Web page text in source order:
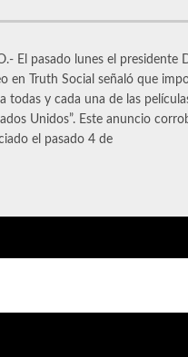
El pasado lunes el presidente
en Truth Social señaló que
todas y cada una de las
Unidos”. Este anuncio
el pasado 4 de